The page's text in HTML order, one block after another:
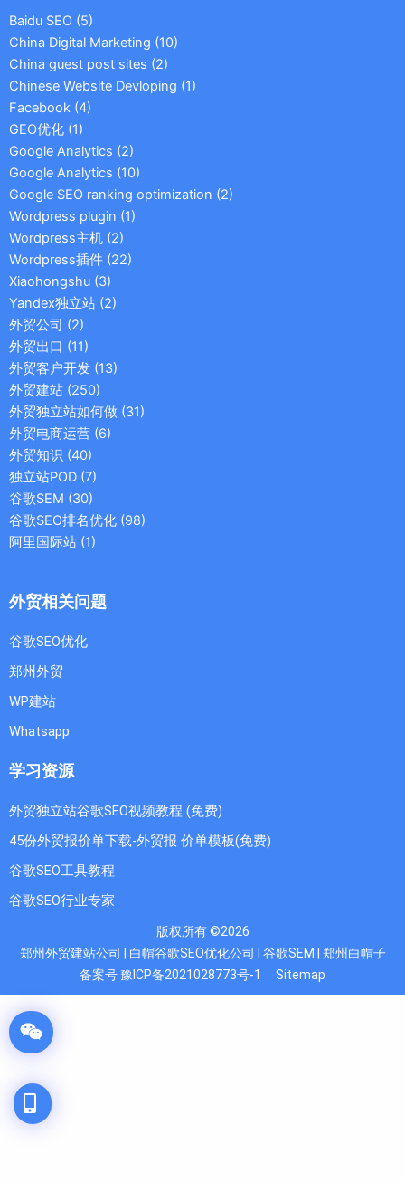
Baidu SEO (5)
China Digital Marketing (10)
China guest post sites (2)
Chinese Website Devloping (1)
Facebook (4)
GEO优化 (1)
Google Analytics (2)
Google Analytics (10)
Google SEO ranking optimization (2)
Wordpress plugin (1)
Wordpress主机 (2)
Wordpress插件 (22)
Xiaohongshu (3)
Yandex独立站 (2)
外贸公司 (2)
外贸出口 (11)
外贸客户开发 (13)
外贸建站 (250)
外贸独立站如何做 (31)
外贸电商运营 (6)
外贸知识 (40)
独立站POD (7)
谷歌SEM (30)
谷歌SEO排名优化 (98)
阿里国际站 (1)
外贸相关问题
谷歌SEO优化
郑州外贸
WP建站
Whatsapp
学习资源
外贸独立站谷歌SEO视频教程 (免费)
45份外贸报价单下载-外贸报 价单模板(免费)
谷歌SEO工具教程
谷歌SEO行业专家
版权所有 ©2026
郑州外贸建站公司 | 白帽谷歌SEO优化公司 | 谷歌SEM | 郑州白帽子
备案号 豫ICP备2021028773号-1
Sitemap